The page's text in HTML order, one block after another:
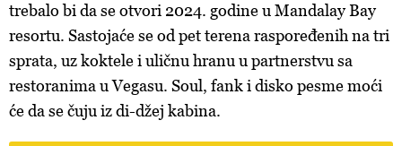
trebalo bi da se otvori 2024. godine u Mandalay Bay
resortu. Sastojaće se od pet terena raspoređenih na tri
sprata, uz koktele i uličnu hranu u partnerstvu sa
restoranima u Vegasu. Soul, fank i disko pesme moći
će da se čuju iz di-džej kabina.